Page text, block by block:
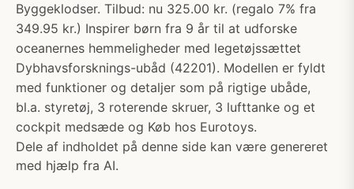
Byggeklodser. Tilbud: nu 325.00 kr. (regalo 7% fra
349.95 kr.) Inspirer børn fra 9 år til at udforske
oceanernes hemmeligheder med legetøjssættet
Dybhavsforsknings-ubåd (42201). Modellen er fyldt
med funktioner og detaljer som på rigtige ubåde,
bl.a. styretøj, 3 roterende skruer, 3 lufttanke og et
cockpit medsæde og Køb hos Eurotoys.
Dele af indholdet på denne side kan være genereret
med hjælp fra AI.